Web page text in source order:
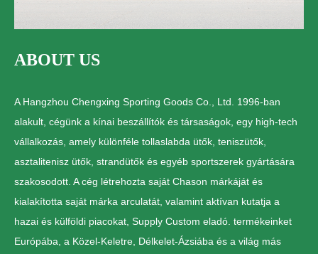
ABOUT US
A Hangzhou Chengxing Sporting Goods Co., Ltd. 1996-ban
alakult, cégünk a kínai beszállítók és társaságok, egy high-tech
vállalkozás, amely különféle tollaslabda ütők, teniszütők,
asztalitenisz ütők, strandütők és egyéb sportszerek gyártására
szakosodott. A cég létrehozta saját Chason márkáját és
kialakította saját márka arculatát, valamint aktívan kutatja a
hazai és külföldi piacokat, Supply Custom eladó. termékeinket
Európába, a Közel-Keletre, Délkelet-Ázsiába és a világ más